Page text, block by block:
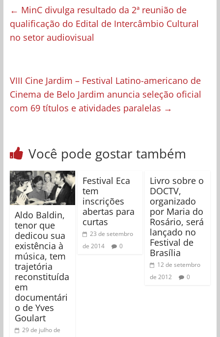
← MinC divulga resultado da 2ª reunião de
qualificação do Edital de Intercâmbio Cultural
no setor audiovisual
VIII Cine Jardim – Festival Latino-americano de
Cinema de Belo Jardim anuncia seleção oficial
com 69 títulos e atividades paralelas →
Você pode gostar também
Aldo Baldin,
tenor que
dedicou sua
existência à
música, tem
trajetória
reconstituída
em
documentári
o de Yves
Goulart
29 de julho de
Festival Eca
tem
inscrições
abertas para
curtas
23 de setembro
de 2014
0
Livro sobre o
DOCTV,
organizado
por Maria do
Rosário, será
lançado no
Festival de
Brasília
12 de setembro
de 2012
0